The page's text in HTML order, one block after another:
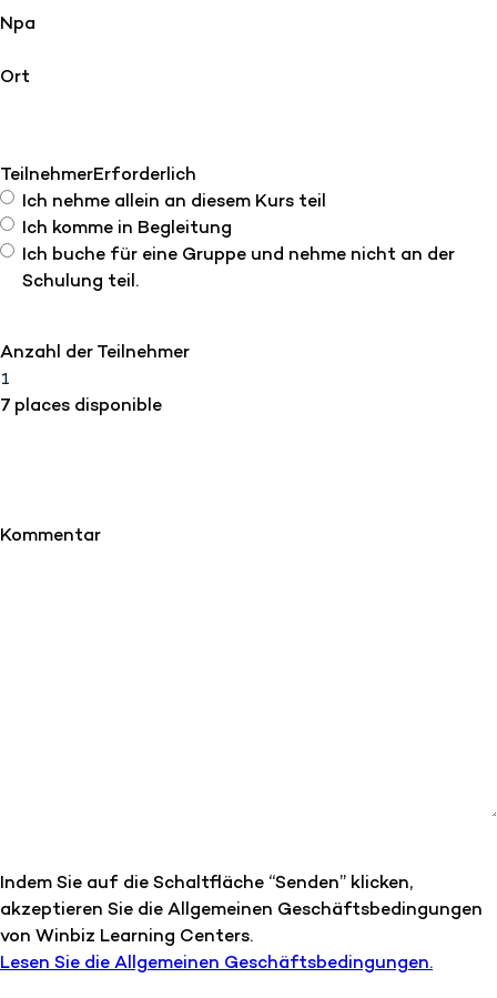
Npa
Ort
TeilnehmerErforderlich
Ich nehme allein an diesem Kurs teil
Ich komme in Begleitung
Ich buche für eine Gruppe und nehme nicht an der
Schulung teil.
Anzahl der Teilnehmer
7 places disponible
Kommentar
Indem Sie auf die Schaltfläche “Senden” klicken,
akzeptieren Sie die Allgemeinen Geschäftsbedingungen
von Winbiz Learning Centers.
Lesen Sie die Allgemeinen Geschäftsbedingungen.